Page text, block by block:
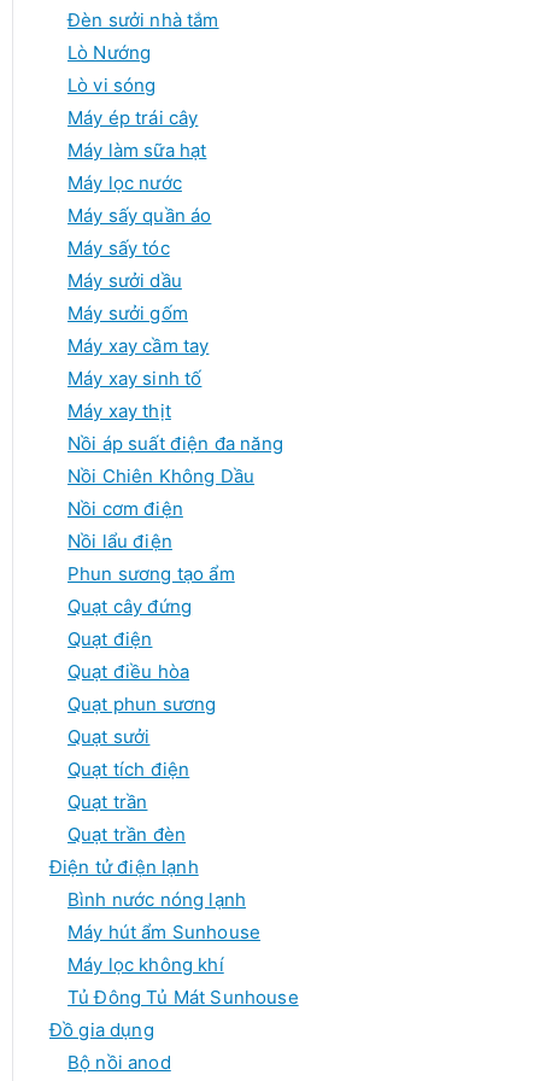
Đèn sưởi nhà tắm
Lò Nướng
Lò vi sóng
Máy ép trái cây
Máy làm sữa hạt
Máy lọc nước
Máy sấy quần áo
Máy sấy tóc
Máy sưởi dầu
Máy sưởi gốm
Máy xay cầm tay
Máy xay sinh tố
Máy xay thịt
Nồi áp suất điện đa năng
Nồi Chiên Không Dầu
Nồi cơm điện
Nồi lẩu điện
Phun sương tạo ẩm
Quạt cây đứng
Quạt điện
Quạt điều hòa
Quạt phun sương
Quạt sưởi
Quạt tích điện
Quạt trần
Quạt trần đèn
Điện tử điện lạnh
Bình nước nóng lạnh
Máy hút ẩm Sunhouse
Máy lọc không khí
Tủ Đông Tủ Mát Sunhouse
Đồ gia dụng
Bộ nồi anod